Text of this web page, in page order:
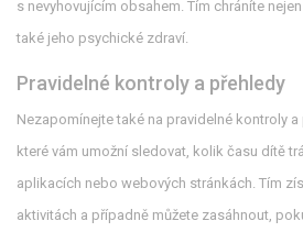
s nevyhovujícím obsahem. Tím chráníte
také jeho psychické zdraví.
Pravidelné kontroly a přehledy
Nezapomínejte také na pravidelné kontroly a
které vám umožní sledovat, kolik času dítě
aplikacích nebo webových stránkách. Tím
aktivitách a případně můžete zasáhnout,